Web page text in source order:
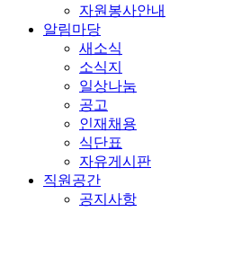
자원봉사안내
알림마당
새소식
소식지
일상나눔
공고
인재채용
식단표
자유게시판
직원공간
공지사항